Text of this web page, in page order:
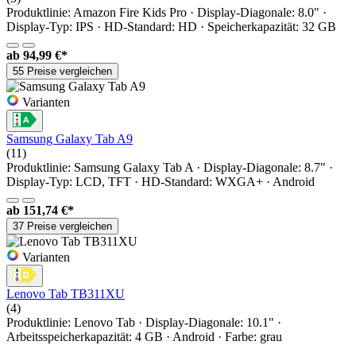
Produktlinie: Amazon Fire Kids Pro · Display-Diagonale: 8.0" ·
Display-Typ: IPS · HD-Standard: HD · Speicherkapazität: 32 GB
ab 94,99 €*
55 Preise vergleichen
Varianten
Samsung Galaxy Tab A9
(11)
Produktlinie: Samsung Galaxy Tab A · Display-Diagonale: 8.7" ·
Display-Typ: LCD, TFT · HD-Standard: WXGA+ · Android
ab 151,74 €*
37 Preise vergleichen
Varianten
Lenovo Tab TB311XU
(4)
Produktlinie: Lenovo Tab · Display-Diagonale: 10.1" ·
Arbeitsspeicherkapazität: 4 GB · Android · Farbe: grau